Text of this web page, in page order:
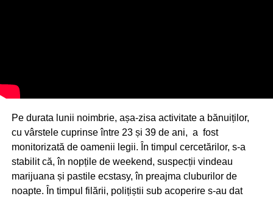
Pe durata lunii noimbrie, așa-zisa activitate a bănuiților,
cu vârstele cuprinse între 23 și 39 de ani, a fost
monitorizată de oamenii legii. În timpul cercetărilor, s-a
stabilit că, în nopțile de weekend, suspecții vindeau
marijuana și pastile ecstasy, în preajma cluburilor de
noapte. În timpul filării, polițiștii sub acoperire s-au dat